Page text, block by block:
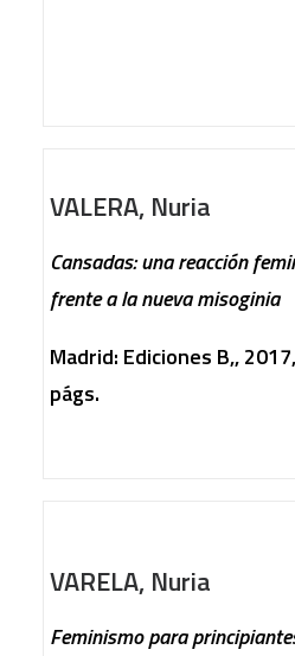
VALERA, Nuria
Cansadas: una reacción
frente a la nueva misoginia
Madrid: Ediciones B,,
págs.
VARELA, Nuria
Feminismo para